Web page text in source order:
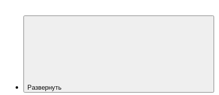
Развернуть